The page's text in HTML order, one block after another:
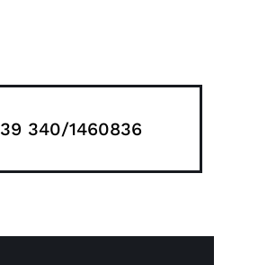
340/1460836